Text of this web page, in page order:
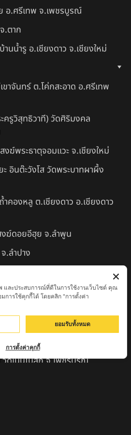
อ.ศรีเทพ จ.เพชรบูรณ์
.ตาก
นน้ำรู อ.เชียงดาว จ.เชียงใหม่
าจันทร์ ต.โค่กสะอาด อ.ศรีเทพ
ครูวิสุทธิวาที) วัดศิริมงคล
ฆ์พระธาตุจอมแวะ จ.เชียงใหม่
อินต๊ะวังโส วัดพระบาทผาผึ้ง
คองหลู ต.เชียงดาว อ.เชียงดาว
งฆ์ดอยอีฮุย จ.ลำพูน
.ลำปาง
ท่าดี จ.เพชรบูรณ์
ำพูน
ะโย วัดเวฬุวัน อ.เชียงดาว
ง จ.ลำปาง
ดเนินโบสถ์ จ.เพชรบูรณ์
และประสบการณ์ที่ดีในการใช้งานเว็บไซต์ คุณ
การใช้คุกกี้ได้ โดยคลิก "การตั้งค่า
ยอมรับทั้งหมด
การตั้งค่าคุกกี้